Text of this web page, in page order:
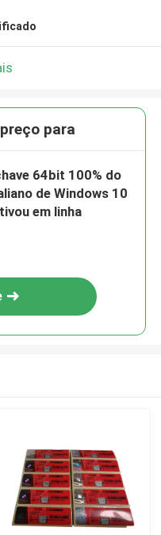
para
64bit 100% do
de Windows 10
em linha